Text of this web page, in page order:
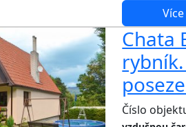
Chata
Číslo